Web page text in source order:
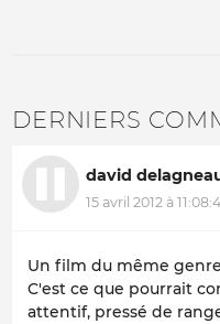
DERNIERS
david
15 avril 2012 à
Un film du même
C'est ce que pourrait
attentif, pressé de